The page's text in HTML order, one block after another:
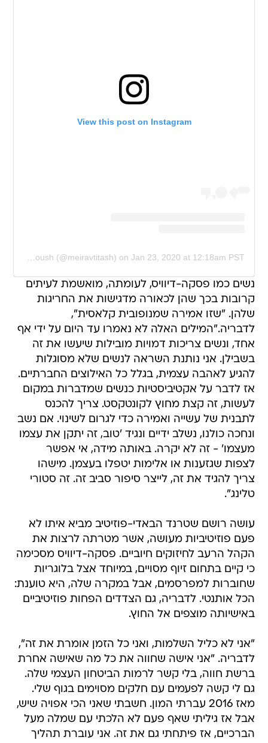
View this post on Instagram
A post shared by Meirav Tita Ashoush (@meiravtitash) on Jan 23, 2020 at 12:18am PST
נשים כמו פסקה-דיוויס, לעומתה, מואשמת לעיתים
קרובות בכך שהן לכאורה מדגישות את החריגות
שלהן. "שזו אמירה שמנופובית קלאסית",
לדבריה."המילים האלה לא נאמרו עד היום על ידי אף
אחד, ונשים צריכות דמויות מובילות שיעשו את זה
בשבילן. אני נותנת השראה לנשים שלא מסוגלות
להגיע לאהבה עצמית, בגלל כל האילוצים החברתיים.
אז לדבר על אקטיביסטיות כנשים שמדברות במקום
לעשות, זה קצת מחוץ לקונטקסט. צריך להכנס
לתבנית של עשייה ואמירה כדי לגרום לשינוי. אם נשב
ונחכה כולנו, נשלב ידיים ונגיד 'טוב, זה יתקן את עצמו
מעצמו' - זה לא יקרה. באותה מידה, אי אפשר
לצפות שגזענות או אלימות יטפלו בעצמן. מישהו
צריך להגיד את זה, לייצר סיפור סביב זה. זה סטורי
טלינג".
עושה רושם שטרנד הבאדי-פוזיטיב מביא איתו לא
פעם פוזיטיביות מעושה, אשר מטרתה לרצות את
הקהל הרעב לחיזוקים חיוביים. פסקה-דיוויס מסכימה
כי קיים בתחום זיוף מסויים, במיוחד אצל בלוגריות
שחוברות למפרסמים, אבל במקרה שלה, היא טוענת:
הכל אותנטי. לדבריה, גם הצדדים הפחות פוזיטיביים
באישיותה מוצפים אל החוץ.
"אני לא כליל השלמות, ואני כל הזמן אומרת את זה",
לדבריה. "אני אישה שחווה את כל מה שאישה אחרת
ברשת חווה, בלי קשר לרמות הביטחון העצמי שלה.
גם לי קשה לפעמים עם חלקים מסוימים בגוף שלי.
מאז 2016 עברתי המון. חשבתי שאני הכי אפויה שיש,
אבל אז גיליתי שאף פעם לא הלכתי עם שמלה מעל
הברכיים, אז פיתחתי גם את זה. אני עוברת תהליך